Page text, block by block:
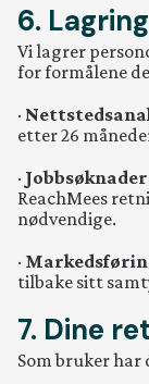
6.
Vi lagrer
for formålene
·
etter 26
· Jobbsøknader
ReachMees
nødvendige.
·
tilbake sitt
7. Dine
Som bruker